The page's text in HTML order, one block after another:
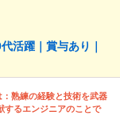
活躍｜賞与あり｜
：熟練の経験と技術を武器
するエンジニアのことで